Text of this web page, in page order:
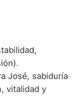
José, sabiduría
vitalidad y